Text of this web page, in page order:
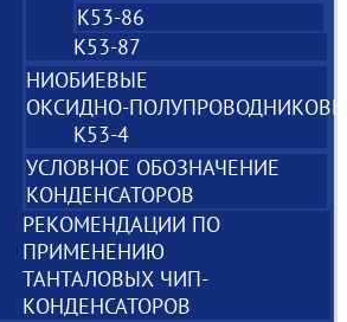
К53-86
К53-87
НИОБИЕВЫЕ
К53-4
УСЛОВНОЕ ОБОЗНАЧЕНИЕ
КОНДЕНСАТОРОВ
РЕКОМЕНДАЦИИ ПО
ПРИМЕНЕНИЮ
ТАНТАЛОВЫХ ЧИП-
КОНДЕНСАТОРОВ